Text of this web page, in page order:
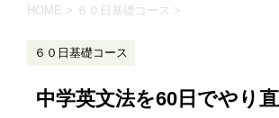
HOME > ６０日基礎コース >
６０日基礎コース
中学英文法を60日でやり